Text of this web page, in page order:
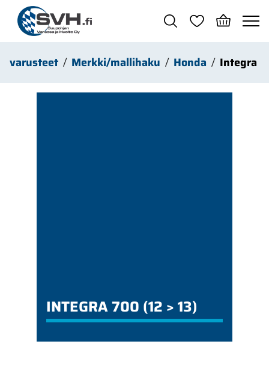
Siirry pääsisältöön
Merkki/mallihaku Honda Integra
INTEGRA 700 (12 > 13)